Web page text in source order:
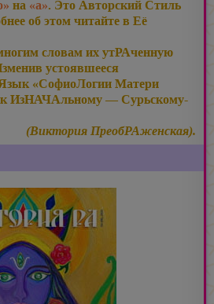
на «а». Это Авторский Стиль
об этом читайте в Её
словам их утРАченную
устоявшееся
«СофиоЛогии Матери
ИзНАЧАльному — Сурьскому-
(Виктория ПреобРАженская).